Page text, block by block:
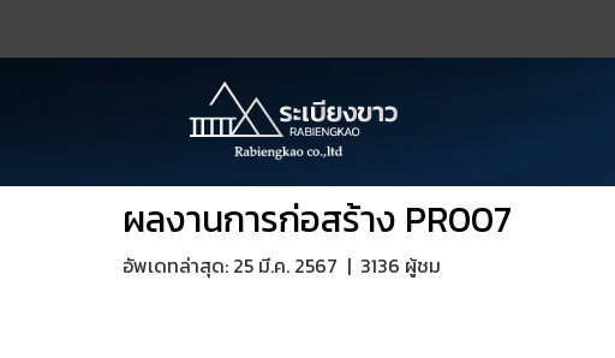
ผลงานการก่อสร้าง PR007
อัพเดทล่าสุด: 25 มี.ค. 2567 | 3136 ผู้ชม